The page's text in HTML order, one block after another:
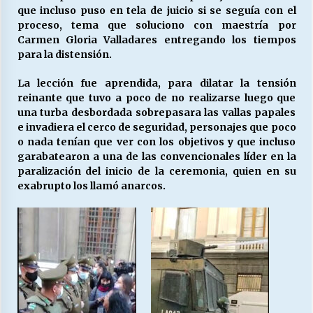
que incluso puso en tela de juicio si se seguía con el
proceso, tema que soluciono con maestría por
Carmen Gloria Valladares entregando los tiempos
para la distensión.
La lección fue aprendida, para dilatar la tensión
reinante que tuvo a poco de no realizarse luego que
una turba desbordada sobrepasara las vallas papales
e invadiera el cerco de seguridad, personajes que poco
o nada tenían que ver con los objetivos y que incluso
garabatearon a una de las convencionales líder en la
paralización del inicio de la ceremonia, quien en su
exabrupto los llamó anarcos.